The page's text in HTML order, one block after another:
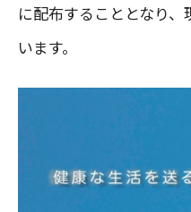
に配布することとなり
います。